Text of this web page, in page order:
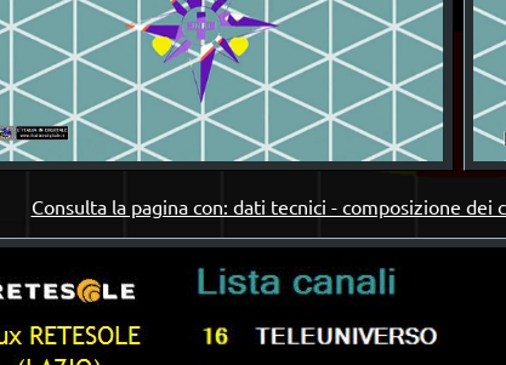
Consulta la pagina con: dati tecnici - composizione